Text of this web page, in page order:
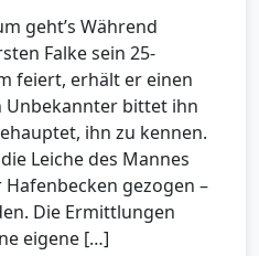
geht’s Während
Falke sein 25-
feiert, erhält er einen
Unbekannter bittet ihn
ihn zu kennen.
Leiche des Mannes
gezogen –
Die Ermittlungen
eigene […]